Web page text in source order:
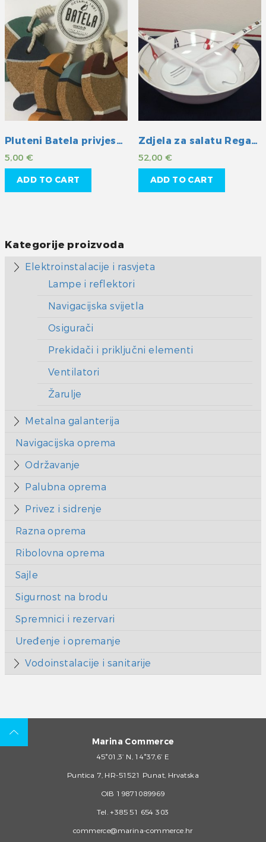
Pluteni Batela privjesak
5,00 €
ADD TO CART
Zdjela za salatu Regata 3/1
52,00€
ADD TO CART
Kategorije proizvoda
Elektroinstalacije i rasvjeta
Lampe i reflektori
Navigacijska svijetla
Osigurači
Prekidači i priključni elementi
Ventilatori
Žarulje
Metalna galanterija
Navigacijska oprema
Održavanje
Palubna oprema
Privez i sidrenje
Razna oprema
Ribolovna oprema
Sajle
Sigurnost na brodu
Spremnici i rezervari
Uređenje i opremanje
Vodoinstalacije i sanitarije
Marina Commerce
45°01,3’ N, 14°37,6’ E
Puntica 7, HR-51521 Punat, Hrvatska
OIB 19871089969
Tel. +385 51 654 303
commerce@marina-commerce.hr